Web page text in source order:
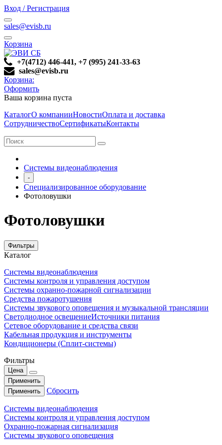
Вход / Регистрация
sales@evisb.ru
Корзина
+7(4712) 446-441, +7 (995) 241-33-63
sales@evisb.ru
Корзина:
Оформить
Ваша корзина пуста
КаталогО компанииНовостиОплата и доставка
СотрудничествоСертификатыКонтакты
Системы видеонаблюдения
-
Специализированное оборудование
Фотоловушки
Фотоловушки
Фильтры
Каталог
Системы видеонаблюдения
Системы контроля и управления доступом
Системы охранно-пожарной сигнализации
Средства пожаротушения
Системы звукового оповещения и музыкальной трансляции
Светодиодное освещениеИсточники питания
Сетевое оборудование и средства связи
Кабельная продукция и инструменты
Кондиционеры (Сплит-системы)
Фильтры
Цена
Применить
Применить
Сбросить
Системы видеонаблюдения
Системы контроля и управления доступом
Охранно-пожарная сигнализация
Системы звукового оповещения